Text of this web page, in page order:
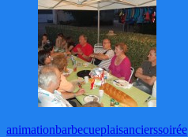
animationbarbecueplaisancierssoirée